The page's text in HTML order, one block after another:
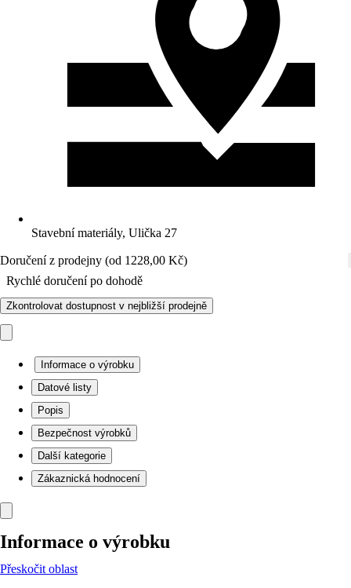
Stavební materiály, Ulička 27
Doručení z prodejny (od 1228,00 Kč)
Rychlé doručení po dohodě
Zkontrolovat dostupnost v nejbližší prodejně
Informace o výrobku
Datové listy
Popis
Bezpečnost výrobků
Další kategorie
Zákaznická hodnocení
Informace o výrobku
Přeskočit oblast